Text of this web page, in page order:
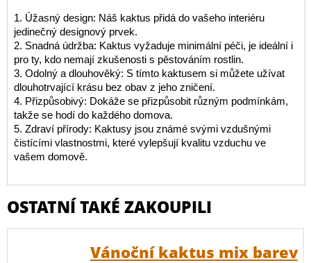
1. Úžasný design: Náš kaktus přidá do vašeho interiéru
jedinečný designový prvek.
2. Snadná údržba: Kaktus vyžaduje minimální péči, je ideální i
pro ty, kdo nemají zkušenosti s pěstováním rostlin.
3. Odolný a dlouhověký: S tímto kaktusem si můžete užívat
dlouhotrvající krásu bez obav z jeho zničení.
4. Přizpůsobivý: Dokáže se přizpůsobit různým podmínkám,
takže se hodí do každého domova.
5. Zdraví přírody: Kaktusy jsou známé svými vzdušnými
čistícími vlastnostmi, které vylepšují kvalitu vzduchu ve
vašem domově.
OSTATNÍ TAKÉ ZAKOUPILI
Vánoční kaktus mix barev